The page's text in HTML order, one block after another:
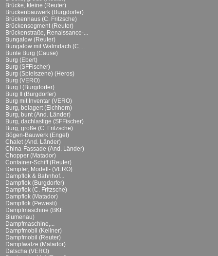
Brücke, kleine (Reuter)
Brückenbauwerk (Burgdorfer)
Brückenhaus (C. Fritzsche)
Brückensegment (Reuter)
Brückenstraße, Renaissance-...
Bungalow (Reuter)
Bungalow mit Walmdach (C....
Bunte Burg (Cause)
Burg (Ebert)
Burg (SFFischer)
Burg (Spielszene) (Heros)
Burg (VERO)
Burg I (Burgdorfer)
Burg II (Burgdorfer)
Burg mit Inventar (VERO)
Burg, belagert (Eichhorn)
Burg, bunt (And. Länder)
Burg, dachlastige (SFFischer)
Burg, große (C. Fritzsche)
Bögen-Bauwerk (Engel)
Chalet (And. Länder)
China-Fassade (And. Länder)
Chopper (Matador)
Container-Schiff (Reuter)
Dampfer, Modell- (VERO)
Dampflok & Bahnhof...
Dampflok (Burgdorfer)
Dampflok (C. Fritzsche)
Dampflok (Matador)
Dampflok (Pewesti)
Dampfmaschine (BKF
Blumenau)
Dampfmaschine,...
Dampfmobil (Kellner)
Dampfmobil (Reuter)
Dampfwalze (Matador)
Datscha (VERO)